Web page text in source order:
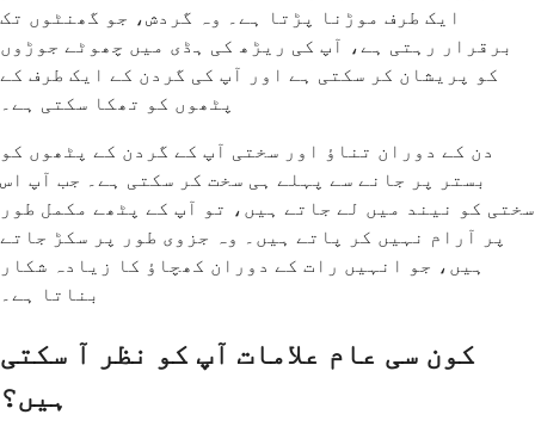
ایک طرف موڑنا پڑتا ہے۔ وہ گردش، جو گھنٹوں تک
برقرار رہتی ہے، آپ کی ریڑھ کی ہڈی میں چھوٹے جوڑوں
کو پریشان کر سکتی ہے اور آپ کی گردن کے ایک طرف کے
پٹھوں کو تھکا سکتی ہے۔
دن کے دوران تناؤ اور سختی آپ کے گردن کے پٹھوں کو
بستر پر جانے سے پہلے ہی سخت کر سکتی ہے۔ جب آپ اس
سختی کو نیند میں لے جاتے ہیں، تو آپ کے پٹھے مکمل طور
پر آرام نہیں کر پاتے ہیں۔ وہ جزوی طور پر سکڑ جاتے
ہیں، جو انہیں رات کے دوران کھچاؤ کا زیادہ شکار
بناتا ہے۔
کون سی عام علامات آپ کو نظر آ سکتی
ہیں؟